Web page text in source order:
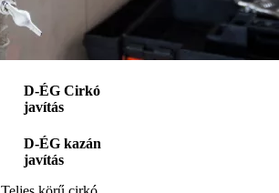
D-ÉG Cirkó
javítás
D-ÉG kazán
javítás